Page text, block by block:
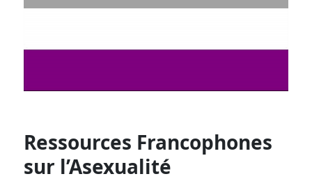
Ressources Francophones
sur l’Asexualité